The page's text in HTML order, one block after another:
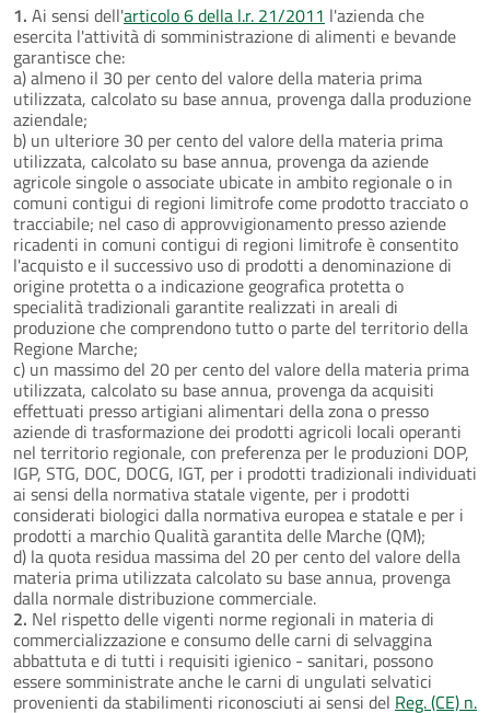
1. Ai sensi dell'articolo 6 della l.r. 21/2011 l'azienda che
esercita l'attività di somministrazione di alimenti e bevande
garantisce che:
a) almeno il 30 per cento del valore della materia prima
utilizzata, calcolato su base annua, provenga dalla produzione
aziendale;
b) un ulteriore 30 per cento del valore della materia prima
utilizzata, calcolato su base annua, provenga da aziende
agricole singole o associate ubicate in ambito regionale o in
comuni contigui di regioni limitrofe come prodotto tracciato o
tracciabile; nel caso di approvvigionamento presso aziende
ricadenti in comuni contigui di regioni limitrofe è consentito
l'acquisto e il successivo uso di prodotti a denominazione di
origine protetta o a indicazione geografica protetta o
specialità tradizionali garantite realizzati in areali di
produzione che comprendono tutto o parte del territorio della
Regione Marche;
c) un massimo del 20 per cento del valore della materia prima
utilizzata, calcolato su base annua, provenga da acquisiti
effettuati presso artigiani alimentari della zona o presso
aziende di trasformazione dei prodotti agricoli locali operanti
nel territorio regionale, con preferenza per le produzioni DOP,
IGP, STG, DOC, DOCG, IGT, per i prodotti tradizionali individuati
ai sensi della normativa statale vigente, per i prodotti
considerati biologici dalla normativa europea e statale e per i
prodotti a marchio Qualità garantita delle Marche (QM);
d) la quota residua massima del 20 per cento del valore della
materia prima utilizzata calcolato su base annua, provenga
dalla normale distribuzione commerciale.
2. Nel rispetto delle vigenti norme regionali in materia di
commercializzazione e consumo delle carni di selvaggina
abbattuta e di tutti i requisiti igienico - sanitari, possono
essere somministrate anche le carni di ungulati selvatici
provenienti da stabilimenti riconosciuti ai sensi del Reg. (CE) n.